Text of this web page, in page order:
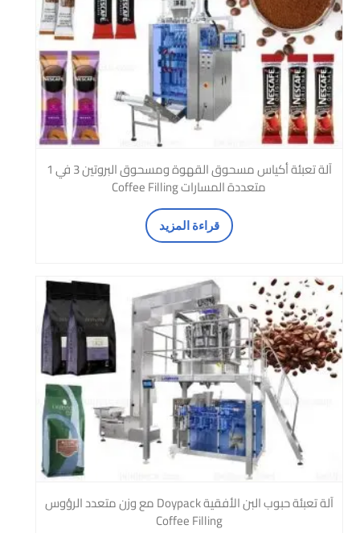
آلة تعبئة أكياس مسحوق القهوة ومسحوق البروتين 3 في 1
متعددة المسارات Coffee Filling
قراءة المزيد
آلة تعبئة حبوب البن الأفقية Doypack مع وزن متعدد الرؤوس
Coffee Filling